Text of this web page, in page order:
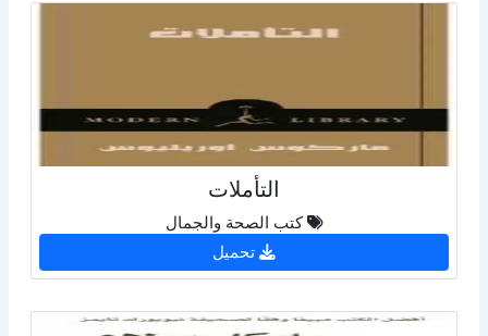
التأملات
كتب الصحة والجمال
تحميل